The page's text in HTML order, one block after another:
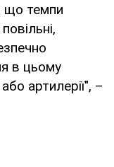
що темпи
в цьому
артилерії", –